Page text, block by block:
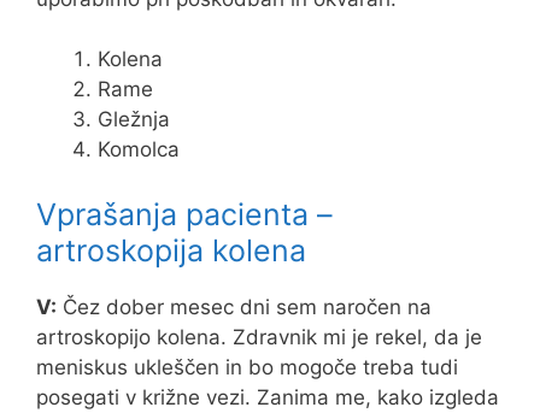
Kolena
Rame
Gležnja
Komolca
Vprašanja pacienta –
artroskopija kolena
V: Čez dober mesec dni sem naročen na
artroskopijo kolena. Zdravnik mi je rekel, da je
meniskus ukleščen in bo mogoče treba tudi
posegati v križne vezi. Zanima me, kako izgleda